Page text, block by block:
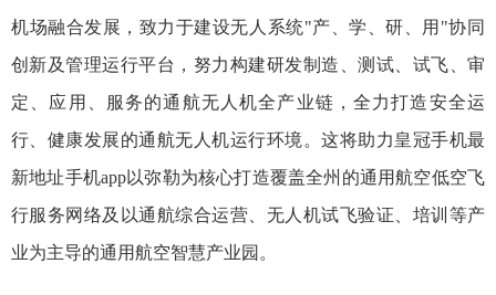
机场融合发展，致力于建设无人系统"产、学、研、用"协同
创新及管理运行平台，努力构建研发制造、测试、试飞、审
定、应用、服务的通航无人机全产业链，全力打造安全运
行、健康发展的通航无人机运行环境。这将助力皇冠手机最
新地址手机app以弥勒为核心打造覆盖全州的通用航空低空飞
行服务网络及以通航综合运营、无人机试飞验证、培训等产
业为主导的通用航空智慧产业园。